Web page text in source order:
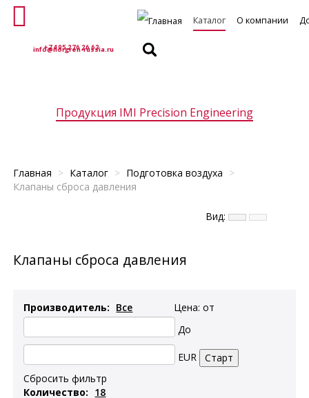
Каталог О компании
+7 495 276 26 63
info@norgren-russia.ru
Продукция IMI Precision Engineering
Главная > Каталог > Подготовка воздуха >
Клапаны сброса давления
Вид:
Клапаны сброса давления
Производитель: Цена:от
До
EUR
Сбросить фильтр
Количество:
клапаны Клапаны управления потоками